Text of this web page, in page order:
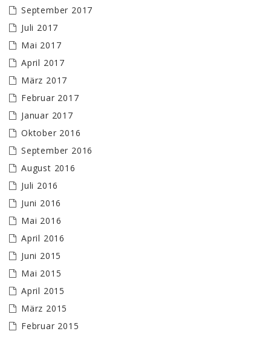
September 2017
Juli 2017
Mai 2017
April 2017
März 2017
Februar 2017
Januar 2017
Oktober 2016
September 2016
August 2016
Juli 2016
Juni 2016
Mai 2016
April 2016
Juni 2015
Mai 2015
April 2015
März 2015
Februar 2015